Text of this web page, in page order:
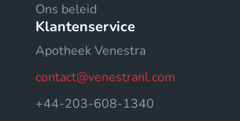
Ons beleid
Klantenservice
Apotheek Venestra
contact@venestranl.com
+44-203-608-1340